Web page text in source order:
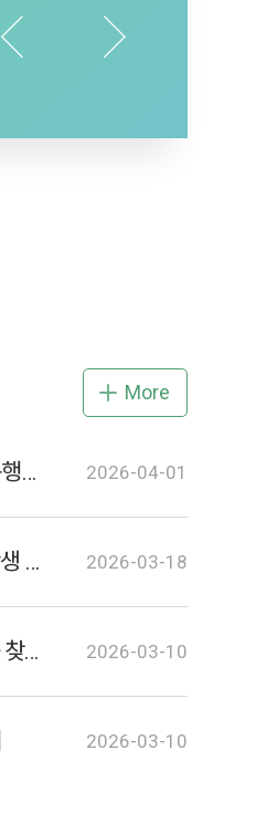
More
효성사진연구회&총동아리연합회 체리로드 합동 봄행사 안내 2026-04-01
[혁신] DCU전공설계지원센터 전공자율선택제 입학생 가이드북 제공 안내 2026-03-18
[2차년도 혁신사업] DCU전공설계지원센터 '내 전공 찾기 프로젝트' 프로그램 안내 2026-03-10
2026-03-10